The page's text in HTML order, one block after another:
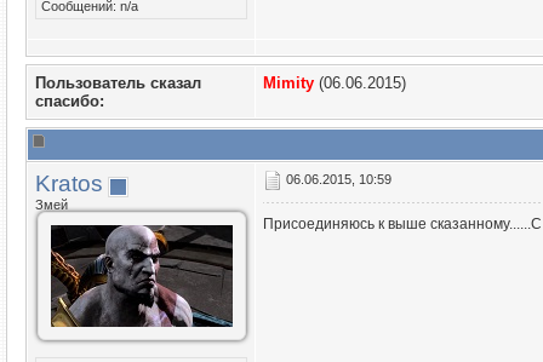
Сообщений: n/a
Пользователь сказал
cпасибо:
Mimity (06.06.2015)
Kratos
Змей
06.06.2015, 10:59
Присоединяюсь к выше